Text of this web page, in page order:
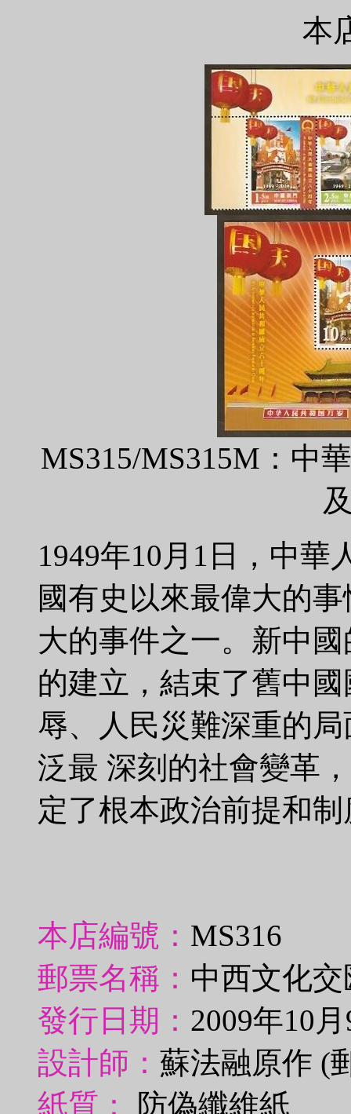
本
MS315/MS315M：中
1949年10月1日，中華
國有史以來最偉大的
大的事件之一。新中
的建立，結束了舊中
辱、人民災難深重的
泛最 深刻的社會變革
定了根本政治前提和
本店編號： MS316
郵票名稱： 中西文化
發行日期： 2009年10
設計師： 蘇法融原作 (
紙質：
防偽纖維紙